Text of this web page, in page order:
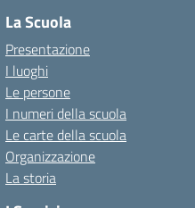
La Scuola
Presentazione
I luoghi
Le persone
I numeri della scuola
Le carte della scuola
Organizzazione
La storia